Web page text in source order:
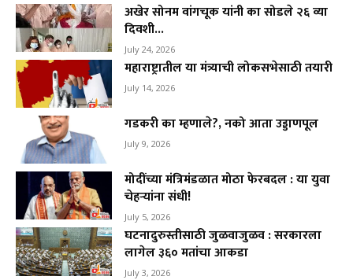
अखेर सोनम वांगचूक यांनी का सोडले २६ व्या
दिवशी...
July 24, 2026
महाराष्ट्रातील या मंत्र्याची लोकसभेसाठी तयारी
July 14, 2026
गडकरी का म्हणाले?, नको आता उड्डाणपूल
July 9, 2026
मोदींच्या मंत्रिमंडळात मोठा फेरबदल : या युवा
चेहऱ्यांना संधी!
July 5, 2026
घटनादुरुस्तीसाठी जुळवाजुळव : सरकारला
लागेल ३६० मतांचा आकडा
July 3, 2026